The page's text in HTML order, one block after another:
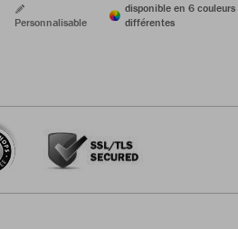
Personnalisable
disponible en 6 couleurs
différentes